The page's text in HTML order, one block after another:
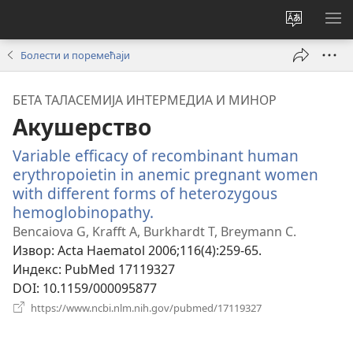
Промени
језик
сајта
Болести и поремећаји
БЕТА ТАЛАСЕМИЈА ИНТЕРМЕДИА И МИНОР
Акушерство
Variable efficacy of recombinant human
erythropoietin in anemic pregnant women
with different forms of heterozygous
hemoglobinopathy.
нови
прозор)
Bencaiova G, Krafft A, Burkhardt T, Breymann C.
Извор‎: Acta Haematol 2006;116(4):259-65.
Индекс‎: PubMed 17119327
DOI‎: 10.1159/000095877
https://www.ncbi.nlm.nih.gov/pubmed/17119327